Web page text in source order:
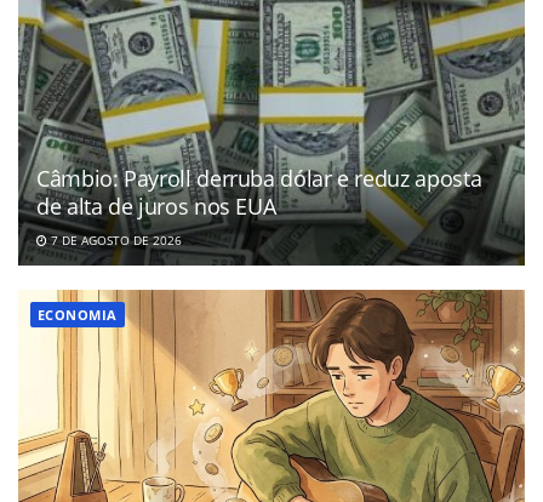
Câmbio: Payroll derruba dólar e reduz aposta
de alta de juros nos EUA
7 DE AGOSTO DE 2026
ECONOMIA